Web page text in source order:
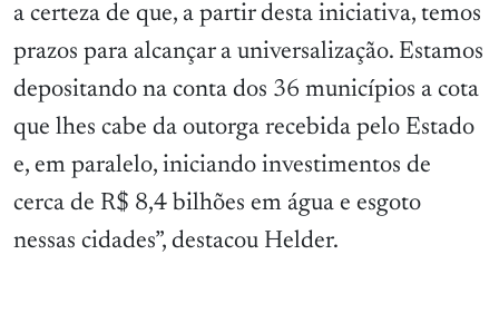
a certeza de que, a partir desta iniciativa, temos
prazos para alcançar a universalização. Estamos
depositando na conta dos 36 municípios a cota
que lhes cabe da outorga recebida pelo Estado
e, em paralelo, iniciando investimentos de
cerca de R$ 8,4 bilhões em água e esgoto
nessas cidades”, destacou Helder.